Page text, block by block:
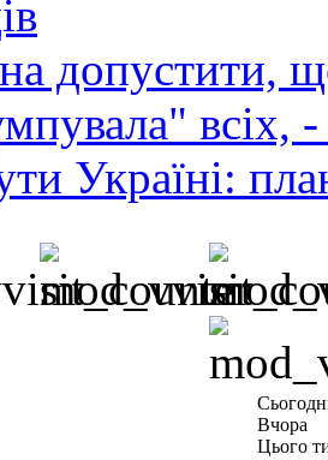
допустити,
всіх,
Україні:
Вчора
Цього